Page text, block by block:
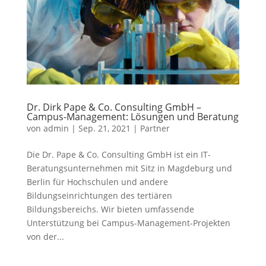
Dr. Dirk Pape & Co. Consulting GmbH –
Campus-Management: Lösungen und Beratung
von admin | Sep. 21, 2021 | Partner
Die Dr. Pape & Co. Consulting GmbH ist ein IT-
Beratungsunternehmen mit Sitz in Magdeburg und
Berlin für Hochschulen und andere
Bildungseinrichtungen des tertiären
Bildungsbereichs. Wir bieten umfassende
Unterstützung bei Campus-Management-Projekten
von der...